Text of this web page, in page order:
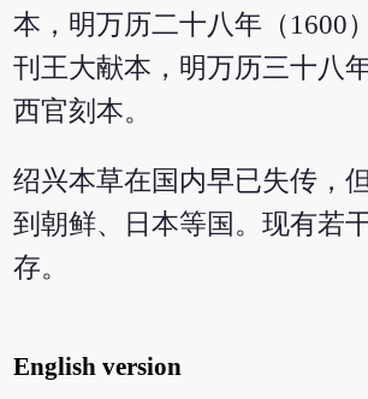
本，明万历二十八年（1600
刊王大献本，明万历三十八
西官刻本。
绍兴本草在国内早已失传，
到朝鲜、日本等国。现有若
存。
English version